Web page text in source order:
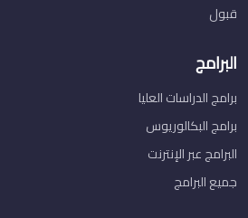
قبول
البرامج
برامج الدراسات العليا
برامج البكالوريوس
البرامج عبر الإنترنت
جميع البرامج